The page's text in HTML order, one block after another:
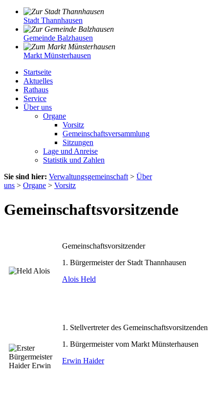
Stadt Thannhausen
Gemeinde Balzhausen
Markt Münsterhausen
Startseite
Aktuelles
Rathaus
Service
Über uns
Organe
Vorsitz
Gemeinschaftsversammlung
Sitzungen
Lage und Anreise
Statistik und Zahlen
Sie sind hier: Verwaltungsgemeinschaft > Über
uns > Organe > Vorsitz
Gemeinschaftsvorsitzende
Gemeinschaftsvorsitzender
1. Bürgermeister der Stadt Thannhausen
Alois Held
1. Stellvertreter des Gemeinschaftsvorsitzenden
1. Bürgermeister vom Markt Münsterhausen
Erwin Haider